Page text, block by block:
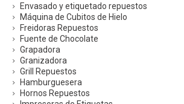
Envasado y etiquetado repuestos
Máquina de Cubitos de Hielo
Freidoras Repuestos
Fuente de Chocolate
Grapadora
Granizadora
Grill Repuestos
Hamburguesera
Hornos Repuestos